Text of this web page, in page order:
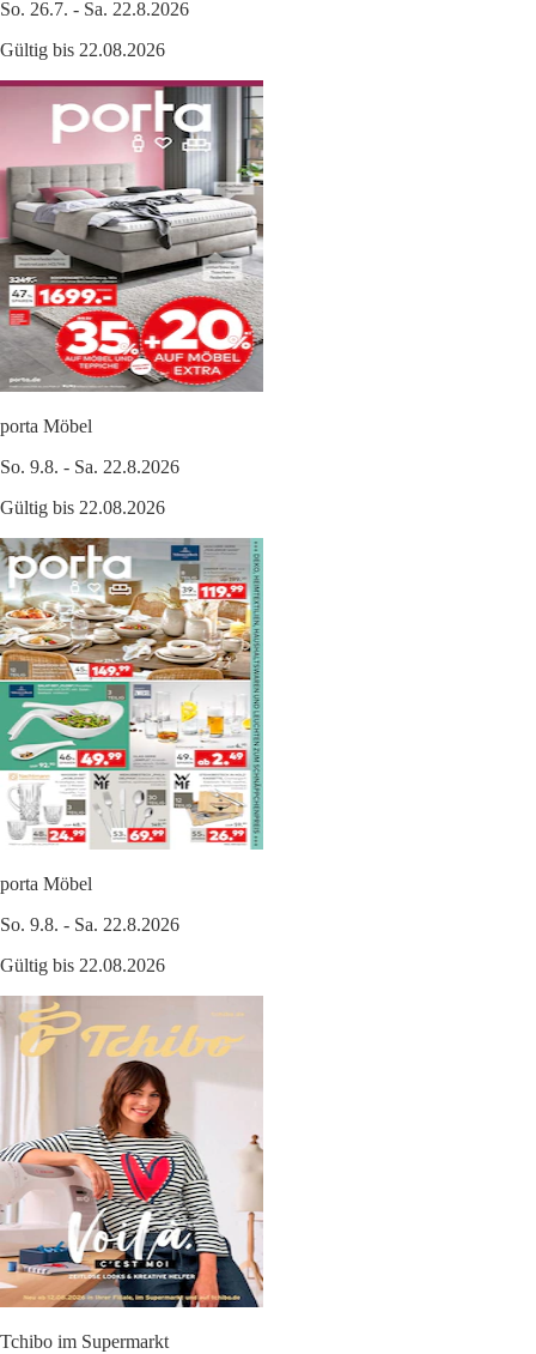
So. 26.7. - Sa. 22.8.2026
Gültig bis 22.08.2026
porta Möbel
So. 9.8. - Sa. 22.8.2026
Gültig bis 22.08.2026
porta Möbel
So. 9.8. - Sa. 22.8.2026
Gültig bis 22.08.2026
Tchibo im Supermarkt